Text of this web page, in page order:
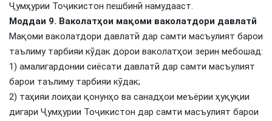
Ҷумҳурии Тоҷикистон пешбинӣ намудааст.
Моддаи 9. Ваколатҳои мақоми ваколатдори давлатӣ
Мақоми ваколатдори давлатӣ дар самти масъулият барои
таълиму тарбияи кӯдак дорои ваколатҳои зерин мебошад:
1) амалигардонии сиёсати давлатӣ дар самти масъулият
барои таълиму тарбияи кӯдак;
2) таҳияи лоиҳаи қонунҳо ва санадҳои меъёрии ҳуқуқии
дигари Ҷумҳурии Тоҷикистон дар самти масъулият барои